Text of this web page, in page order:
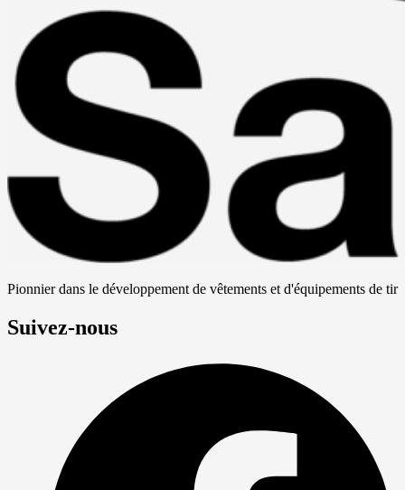
Pionnier dans le développement de vêtements et d'équipements de tir
Suivez-nous